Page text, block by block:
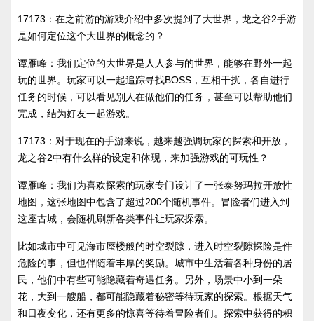
17173：在之前游的游戏介绍中多次提到了大世界，龙之谷2手游
是如何定位这个大世界的概念的？
谭雁峰：我们定位的大世界是人人参与的世界，能够在野外一起
玩的世界。玩家可以一起追踪寻找BOSS，互相干扰，各自进行
任务的时候，可以看见别人在做他们的任务，甚至可以帮助他们
完成，结为好友一起游戏。
17173：对于现在的手游来说，越来越强调玩家的探索和开放，
龙之谷2中有什么样的设定和体现，来加强游戏的可玩性？
谭雁峰：我们为喜欢探索的玩家专门设计了一张泰努玛拉开放性
地图，这张地图中包含了超过200个随机事件。冒险者们进入到
这座古城，会随机刷新各类事件让玩家探索。
比如城市中可见海市蜃楼般的时空裂隙，进入时空裂隙探险是件
危险的事，但也伴随着丰厚的奖励。城市中生活着各种身份的居
民，他们中有些可能隐藏着奇遇任务。另外，场景中小到一朵
花，大到一艘船，都可能隐藏着秘密等待玩家的探索。根据天气
和日夜变化，还有更多的惊喜等待着冒险者们。探索中获得的积